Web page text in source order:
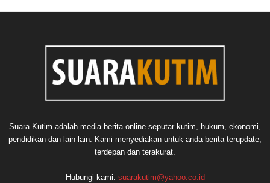
Suara Kutim adalah media berita online seputar kutim, hukum, ekonomi,
pendidikan dan lain-lain. Kami menyediakan untuk anda berita terupdate,
terdepan dan terakurat.
Hubungi kami: suarakutim@yahoo.co.id